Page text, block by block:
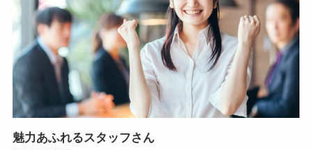
魅力あふれるスタッフさん